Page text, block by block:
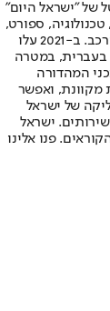
של "ישראל היום"
ספורט,
כלכלה וצרכנות, בריאות, חיילים, אוכל, יהדות, תיירות ורכב. ב-2021 עלו
בעברית, במטרה
המהדורה
מקוונת, ואפשר
של ישראל
ישראל
פנו אלינו